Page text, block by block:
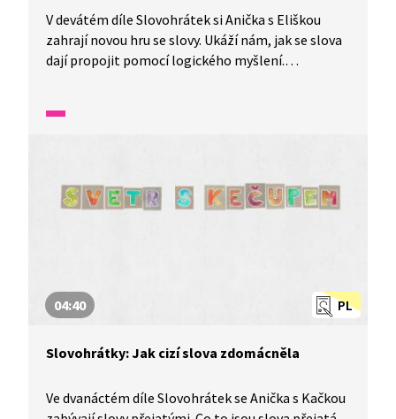
V devátém díle Slovohrátek si Anička s Eliškou
zahrají novou hru se slovy. Ukáží nám, jak se slova
dají propojit pomocí logického myšlení.
PL
04:40
Slovohrátky: Jak cizí slova zdomácněla
Ve dvanáctém díle Slovohrátek se Anička s Kačkou